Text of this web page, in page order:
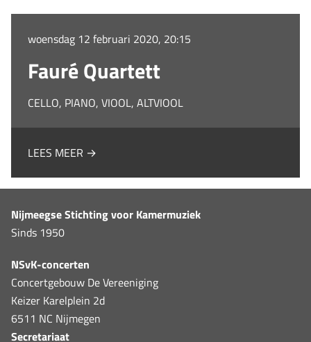
woensdag 12 februari 2020, 20:15
Fauré Quartett
CELLO, PIANO, VIOOL, ALTVIOOL
LEES MEER →
Nijmeegse Stichting voor Kamermuziek
Sinds 1950
NSvK-concerten
Concertgebouw De Vereeniging
Keizer Karelplein 2d
6511 NC Nijmegen
Secretariaat